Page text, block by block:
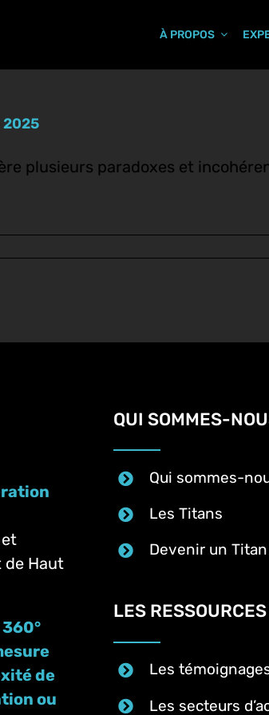
À PROPOS
2025
plusieurs paradoxes et
Haut
de
ou
QUI SOMMES-
Qui sommes-
Les Titans
Devenir un Titan
LES RESSOURCES
Les
Les secteurs